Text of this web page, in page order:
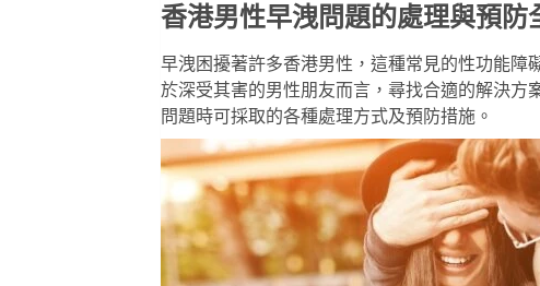
香港男性早洩問題的處理與預防
早洩困擾著許多香港男性，這種常見的性功能障
於深受其害的男性朋友而言，尋找合適的解決方
問題時可採取的各種處理方式及預防措施。